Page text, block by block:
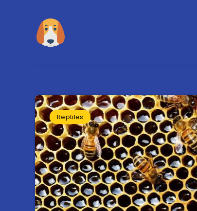
Reptiles